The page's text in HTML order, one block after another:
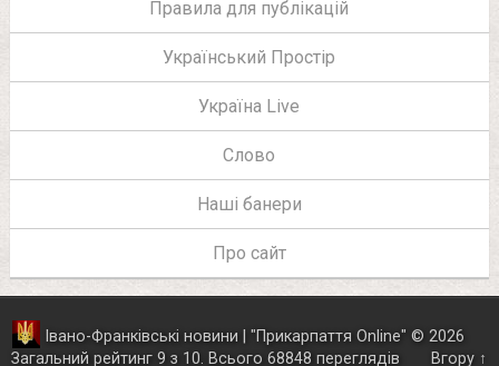
Правила для публікацій
Український Простір
Україна Live
Слово
Наші банери
Про сайт
Івано-Франківські новини | "Прикарпаття Online" © 2026
Загальний рейтинг9 з 10. Всього68848 переглядів Вгору ↑